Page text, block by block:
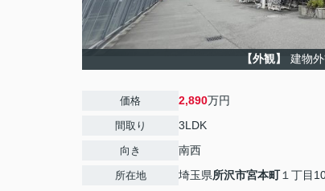
【外観】 建物
価格 2,890万円
間取り 3LDK
向き 南西
所在地 埼玉県所沢市宮本町１丁目